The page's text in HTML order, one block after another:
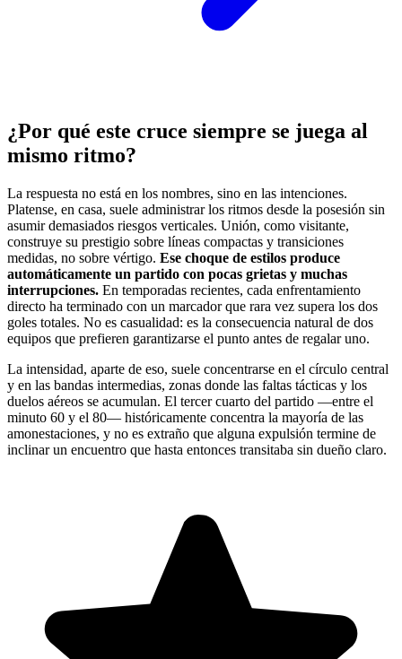
¿Por qué este cruce siempre se juega al
mismo ritmo?
La respuesta no está en los nombres, sino en las intenciones.
Platense, en casa, suele administrar los ritmos desde la posesión sin
asumir demasiados riesgos verticales. Unión, como visitante,
construye su prestigio sobre líneas compactas y transiciones
medidas, no sobre vértigo. Ese choque de estilos produce
automáticamente un partido con pocas grietas y muchas
interrupciones. En temporadas recientes, cada enfrentamiento
directo ha terminado con un marcador que rara vez supera los dos
goles totales. No es casualidad: es la consecuencia natural de dos
equipos que prefieren garantizarse el punto antes de regalar uno.
La intensidad, aparte de eso, suele concentrarse en el círculo central
y en las bandas intermedias, zonas donde las faltas tácticas y los
duelos aéreos se acumulan. El tercer cuarto del partido —entre el
minuto 60 y el 80— históricamente concentra la mayoría de las
amonestaciones, y no es extraño que alguna expulsión termine de
inclinar un encuentro que hasta entonces transitaba sin dueño claro.